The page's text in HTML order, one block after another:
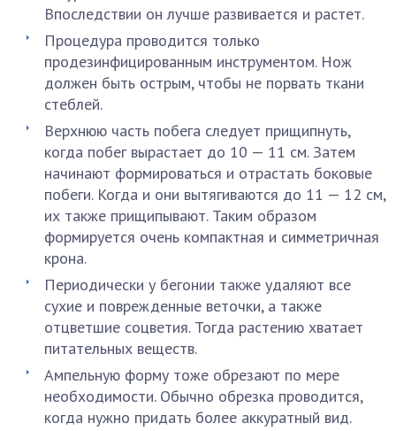
Впоследствии он лучше развивается и растет.
Процедура проводится только
продезинфицированным инструментом. Нож
должен быть острым, чтобы не порвать ткани
стеблей.
Верхнюю часть побега следует прищипнуть,
когда побег вырастает до 10 — 11 см. Затем
начинают формироваться и отрастать боковые
побеги. Когда и они вытягиваются до 11 — 12 см,
их также прищипывают. Таким образом
формируется очень компактная и симметричная
крона.
Периодически у бегонии также удаляют все
сухие и поврежденные веточки, а также
отцветшие соцветия. Тогда растению хватает
питательных веществ.
Ампельную форму тоже обрезают по мере
необходимости. Обычно обрезка проводится,
когда нужно придать более аккуратный вид.